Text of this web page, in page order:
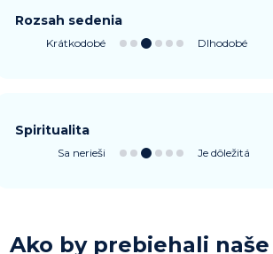
Rozsah sedenia
Krátkodobé Dlhodobé
Spiritualita
Sa nerieši Je dôležitá
Ako by prebiehali